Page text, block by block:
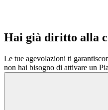
Hai già diritto alla
Le tue agevolazioni ti
non hai bisogno di attivare un